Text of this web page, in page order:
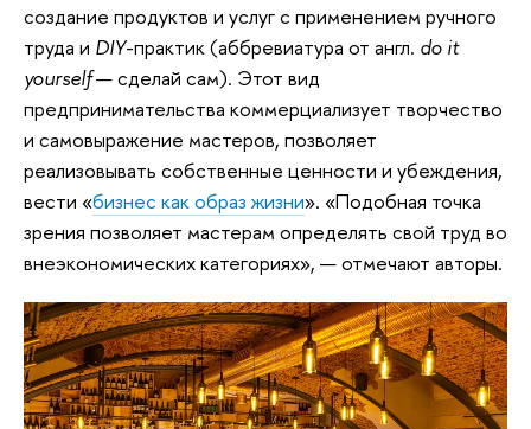
создание продуктов и услуг с применением ручного
труда и DIY-практик (аббревиатура от англ. do it
yourself— сделай сам). Этот вид
предпринимательства коммерциализует творчество
и самовыражение мастеров, позволяет
реализовывать собственные ценности и убеждения,
вести «бизнес как образ жизни». «Подобная точка
зрения позволяет мастерам определять свой труд во
внеэкономических категориях», — отмечают авторы.